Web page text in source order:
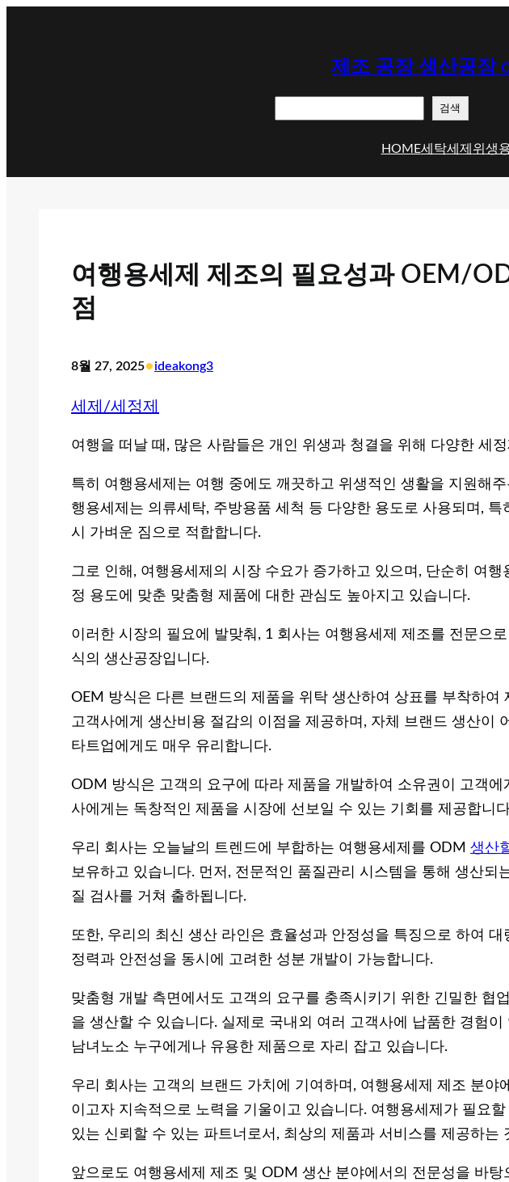
제조 공장 생산공장
검색
HOME세탁세제 위생
여행용세제 제조의 필요성과 OEM/
점
8월 27, 2025•ideakong3
세제/세정제
여행을 떠날 때, 많은 사람들은 개인 위생과 청결을 위해 다양한 세
특히 여행용세제는 여행 중에도 깨끗하고 위생적인 생활을 지원해
행용세제는 의류세탁, 주방용품 세척 등 다양한 용도로 사용되며, 특
시 가벼운 짐으로 적합합니다.
그로 인해, 여행용세제의 시장 수요가 증가하고 있으며, 단순히 여행
정 용도에 맞춘 맞춤형 제품에 대한 관심도 높아지고 있습니다.
이러한 시장의 필요에 발맞춰, 1 회사는 여행용세제 제조를 전문으
식의 생산공장입니다.
OEM 방식은 다른 브랜드의 제품을 위탁 생산하여 상표를 부착하여
고객사에게 생산비용 절감의 이점을 제공하며, 자체 브랜드 생산이
타트업에게도 매우 유리합니다.
ODM 방식은 고객의 요구에 따라 제품을 개발하여 소유권이 고객에
사에게는 독창적인 제품을 시장에 선보일 수 있는 기회를 제공합니
우리 회사는 오늘날의 트렌드에 부합하는 여행용세제를 ODM 생산
보유하고 있습니다. 먼저, 전문적인 품질관리 시스템을 통해 생산되
질 검사를 거쳐 출하됩니다.
또한, 우리의 최신 생산 라인은 효율성과 안정성을 특징으로 하여 대
정력과 안전성을 동시에 고려한 성분 개발이 가능합니다.
맞춤형 개발 측면에서도 고객의 요구를 충족시키기 위한 긴밀한 협
을 생산할 수 있습니다. 실제로 국내외 여러 고객사에 납품한 경험이
남녀노소 누구에게나 유용한 제품으로 자리 잡고 있습니다.
우리 회사는 고객의 브랜드 가치에 기여하며, 여행용세제 제조 분야
이고자 지속적으로 노력을 기울이고 있습니다. 여행용세제가 필요
있는 신뢰할 수 있는 파트너로서, 최상의 제품과 서비스를 제공하는
앞으로도 여행용세제 제조 및 ODM 생산 분야에서의 전문성을 바탕